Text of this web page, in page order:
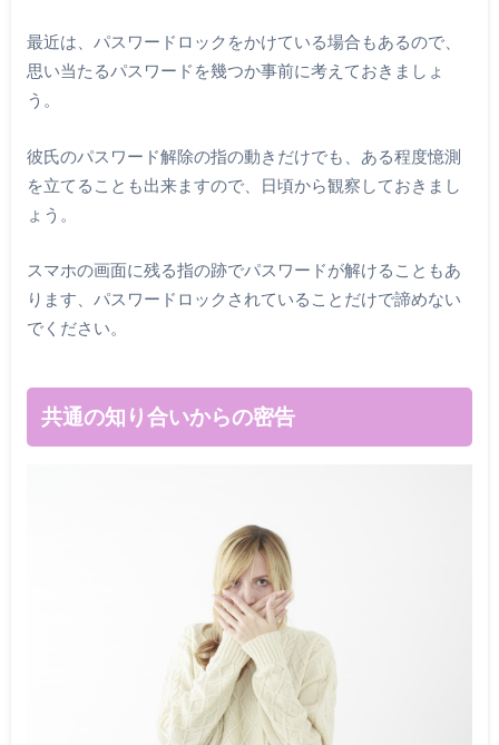
最近は、パスワードロックをかけている場合もあるので、
思い当たるパスワードを幾つか事前に考えておきましょ
う。
彼氏のパスワード解除の指の動きだけでも、ある程度憶測
を立てることも出来ますので、日頃から観察しておきまし
ょう。
スマホの画面に残る指の跡でパスワードが解けることもあ
ります、パスワードロックされていることだけで諦めない
でください。
共通の知り合いからの密告